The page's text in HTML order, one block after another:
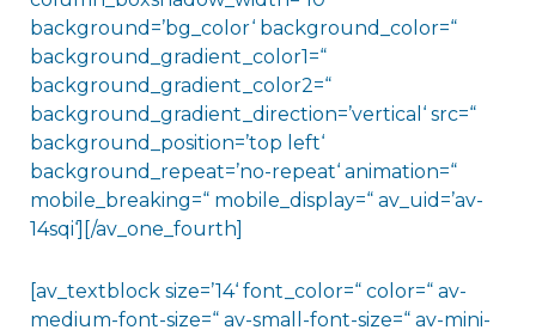
background=’bg_color‘ background_color=“
background_gradient_color1=“
background_gradient_color2=“
background_gradient_direction=’vertical‘ src=“
background_position=’top left‘
background_repeat=’no-repeat‘ animation=“
mobile_breaking=“ mobile_display=“ av_uid=’av-
14sqi‘][/av_one_fourth]
[av_textblock size=’14‘ font_color=“ color=“ av-
medium-font-size=“ av-small-font-size=“ av-mini-